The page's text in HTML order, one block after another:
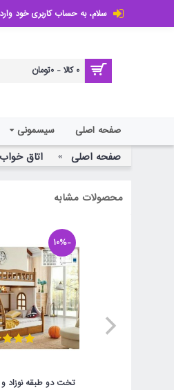
سلام، به حساب کاربری خود
0 کالا - 0تومان
صفحه اصلی سیسمونی
صفحه اصلی اتاق خواب
محصولات مشابه
-10%